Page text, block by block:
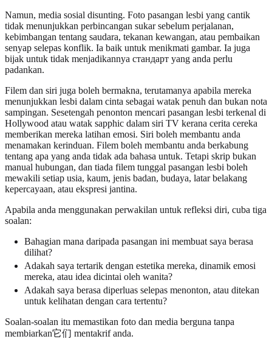
Namun, media sosial disunting. Foto pasangan lesbi yang cantik
tidak menunjukkan perbincangan sukar sebelum perjalanan,
kebimbangan tentang saudara, tekanan kewangan, atau pembaikan
senyap selepas konflik. Ia baik untuk menikmati gambar. Ia juga
bijak untuk tidak menjadikannya стандарт yang anda perlu
padankan.
Filem dan siri juga boleh bermakna, terutamanya apabila mereka
menunjukkan lesbi dalam cinta sebagai watak penuh dan bukan nota
sampingan. Sesetengah penonton mencari pasangan lesbi terkenal di
Hollywood atau watak sapphic dalam siri TV kerana cerita cereka
memberikan mereka latihan emosi. Siri boleh membantu anda
menamakan kerinduan. Filem boleh membantu anda berkabung
tentang apa yang anda tidak ada bahasa untuk. Tetapi skrip bukan
manual hubungan, dan tiada filem tunggal pasangan lesbi boleh
mewakili setiap usia, kaum, jenis badan, budaya, latar belakang
kepercayaan, atau ekspresi jantina.
Apabila anda menggunakan perwakilan untuk refleksi diri, cuba tiga
soalan:
Bahagian mana daripada pasangan ini membuat saya berasa
dilihat?
Adakah saya tertarik dengan estetika mereka, dinamik emosi
mereka, atau idea dicintai oleh wanita?
Adakah saya berasa diperluas selepas menonton, atau ditekan
untuk kelihatan dengan cara tertentu?
Soalan-soalan itu memastikan foto dan media berguna tanpa
membiarkan它们 mentakrif anda.